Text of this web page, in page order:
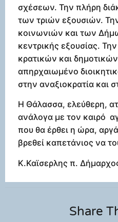
σχέσεων. Την πλήρη
των τριών εξουσιών.
κοινωνιών και των
κεντρικής εξουσίας.
κρατικών και
απηρχαιωμένο
στην αναξιοκρατία και
Η Θάλασσα, ελεύθερη,
ανάλογα με τον καιρό
που θα έρθει η ώρα,
βρεθεί καπετάνιος να
Κ.Καϊσερλης π.
Share